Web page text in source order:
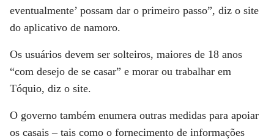
eventualmente’ possam dar o primeiro passo”, diz o site
do aplicativo de namoro.
Os usuários devem ser solteiros, maiores de 18 anos
“com desejo de se casar” e morar ou trabalhar em
Tóquio, diz o site.
O governo também enumera outras medidas para apoiar
os casais – tais como o fornecimento de informações